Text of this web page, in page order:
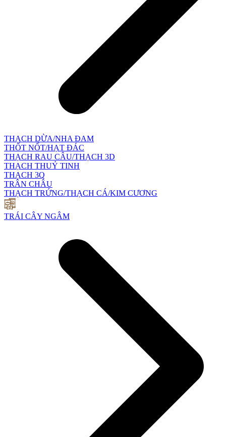
THẠCH DỪA/NHA ĐAM
THỐT NỐT/HẠT ĐÁC
THẠCH RAU CÂU/THẠCH 3D
THẠCH THUỶ TINH
THẠCH 3Q
TRÂN CHÂU
THẠCH TRỨNG/THẠCH CÁ/KIM CƯƠNG
TRÁI CÂY NGÂM